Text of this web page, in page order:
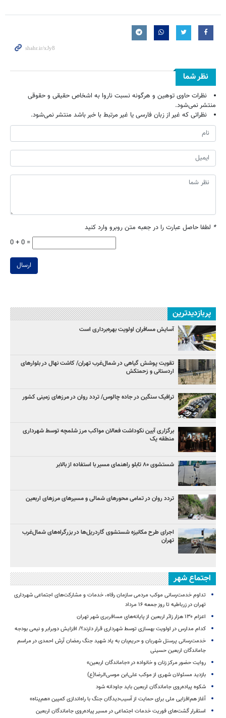
نظر شما
نظرات حاوی توهین و هرگونه نسبت ناروا به اشخاص حقیقی و حقوقی
منتشر نمی‌شود.
نظراتی که غیر از زبان فارسی یا غیر مرتبط با خبر باشد منتشر نمی‌شود.
* لطفا حاصل عبارت را در جعبه متن روبرو وارد کنید
0 + 0 =
ارسال
پربازدیدترین
آسایش مسافران اولویت بهره‌برداری است
تقویت پوشش گیاهی در شمال‌غرب تهران/ کاشت نهال در بلوارهای
اردستانی و زحمتکش
ترافیک سنگین در جاده چالوس/ تردد روان در مرزهای زمینی کشور
برگزاری آیین نکوداشت فعالان مواکب مرز شلمچه توسط شهرداری
منطقه یک
شستشوی ۸۰ تابلو راهنمای مسیر با استفاده از بالابر
تردد روان در تمامی محورهای شمالی و مسیرهای مرزهای اربعین
اجرای طرح مکانیزه شستشوی گاردریل‌ها در بزرگراه‌های شمال‌غرب
تهران
اجتماع شهر
تداوم خدمت‌رسانی موکب مردمی سازمان رفاه، خدمات و مشارکت‌های اجتماعی شهرداری
تهران در زرباطیه تا روز جمعه ۱۶ مرداد
اعزام ۱۳۰ هزار زائر اربعین از پایانه‌های مسافربری شهر تهران
کدام مدارس در اولویت بهسازی توسط شهرداری قرار دارند؟/ افزایش دوبرابر و نیمی بودجه
خدمت‌رسانی پرسنل شهربان و حریم‌بان به یاد شهید جنگ رمضان آرش احمدی در مراسم
جاماندگان اربعین حسینی
روایت حضور مرکز زنان و خانواده در «جاماندگان اربعین»
بازدید مسئولان شهری از موکب علی‌ابن موسی‌الرضا(ع)
شکوه پیاده‌روی جاماندگان اربعین باید جاودانه شود
آغاز هم‌افزایی ملی برای حمایت از آسیب‌دیدگان جنگ با راه‌اندازی کمپین «هم‌پناه»
استقرار گشت‌های فوریت خدمات اجتماعی در مسیر پیاده‌روی جاماندگان اربعین